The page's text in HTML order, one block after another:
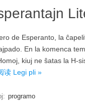
de Esperanto, la
En la komenca
kiuj ne ŝatas la H-
读 Legi pli »
programo